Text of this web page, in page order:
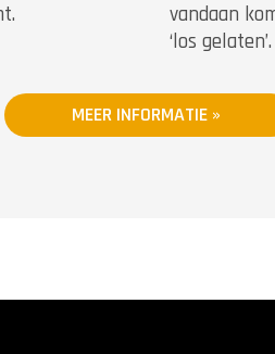
vandaan
‘los gelaten’.
MEER INFORMATIE »